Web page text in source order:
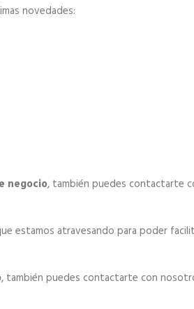
novedades:
negocio, también puedes contactarte
estamos atravesando para poder
, también puedes contactarte con